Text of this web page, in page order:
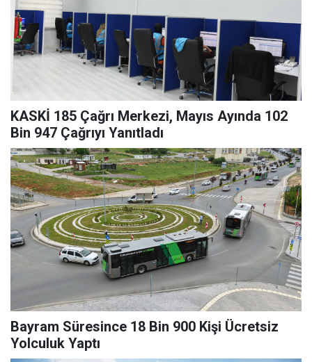
KASKİ 185 Çağrı Merkezi, Mayıs Ayında 102
Bin 947 Çağrıyı Yanıtladı
Bayram Süresince 18 Bin 900 Kişi Ücretsiz
Yolculuk Yaptı